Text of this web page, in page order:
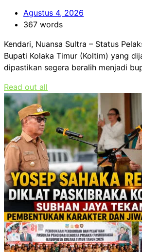
Agustus 4, 2026
367 words
Kendari, Nuansa Sultra – Status
Bupati Kolaka Timur (Koltim) yang
dipastikan segera beralih menjadi
Read out all